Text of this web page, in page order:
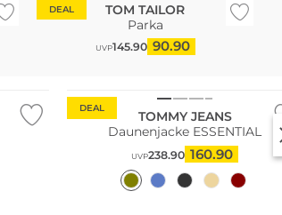
DEAL
TOM TAILOR
Parka
UVP145.90 90.90
DEAL
TOMMY JEANS
Daunenjacke ESSENTIAL
UVP238.90 160.90